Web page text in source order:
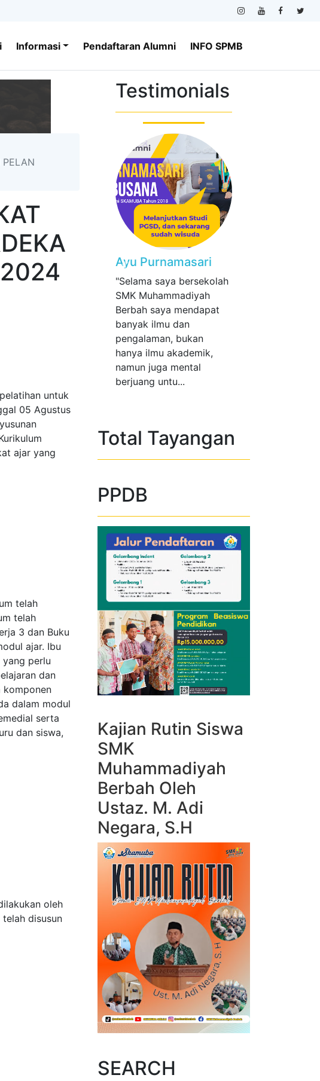
Informasi Pendaftaran Alumni INFO SPMB
PELAN
untuk
05 Agustus
ajar yang
telah
telah
3 dan Buku
ajar. Ibu
yang perlu
dan
komponen
dalam modul
serta
dan siswa,
oleh
disusun
Testimonials
Purnamasari
"Selama saya bersekolah
Nada Alfitriyana
"Berkat sekolah di smk
berbah dan mengambil
jurusan tata busana, saya
bisa tau cara membuat
baju dan lainnya"...
Previous
Total Tayangan
PPDB
Kajian Rutin Siswa
SMK
Muhammadiyah
Berbah Oleh
Ustaz. M. Adi
Negara, S.H
SEARCH